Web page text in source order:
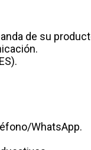
de su
WhatsApp.